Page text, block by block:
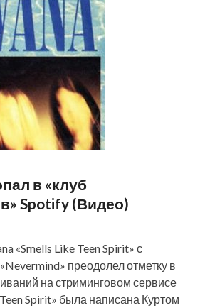
в «клуб
Spotify (Видео)
«Smells Like Teen Spirit» с
преодолел отметку в
на стриминговом сервисе
Spirit» была написана Куртом